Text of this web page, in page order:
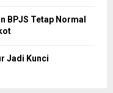
BPJS Tetap Normal
Jadi Kunci